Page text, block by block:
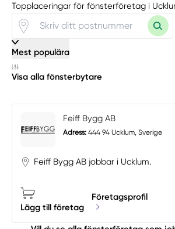
Topplaceringar för fönsterföretag i
Mest populära
Visa alla fönsterbytare
Feiff Bygg AB
Adress: 444 94 Ucklum, Sverige
Feiff Bygg AB jobbar i Ucklum.
Lägg till företag
Företagsprofil